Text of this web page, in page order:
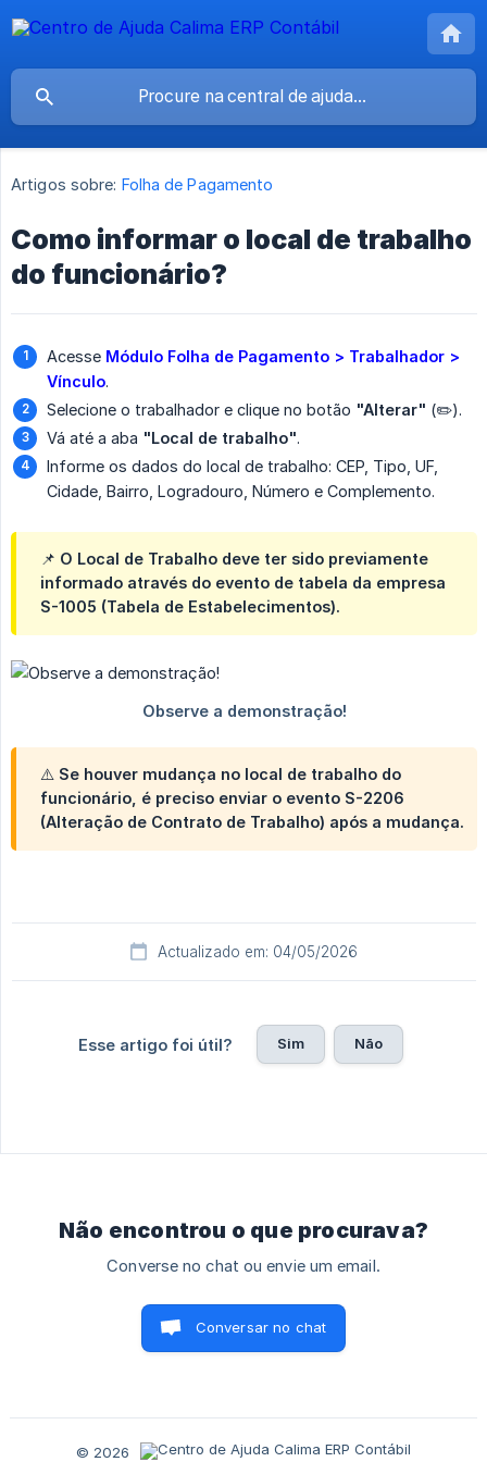
Artigos sobre: Folha de Pagamento
Como informar o local de trabalho
do funcionário?
Acesse Módulo Folha de Pagamento > Trabalhador >
Vínculo.
Selecione o trabalhador e clique no botão "Alterar" (✏️).
Vá até a aba "Local de trabalho".
Informe os dados do local de trabalho: CEP, Tipo, UF,
Cidade, Bairro, Logradouro, Número e Complemento.
📌 O Local de Trabalho deve ter sido previamente
informado através do evento de tabela da empresa
S-1005 (Tabela de Estabelecimentos).
⚠️ Se houver mudança no local de trabalho do
funcionário, é preciso enviar o evento S-2206
(Alteração de Contrato de Trabalho) após a mudança.
Actualizado em: 04/05/2026
Esse artigo foi útil? Sim Não
Não encontrou o que procurava?
Converse no chat ou envie um email.
Conversar no chat
© 2026